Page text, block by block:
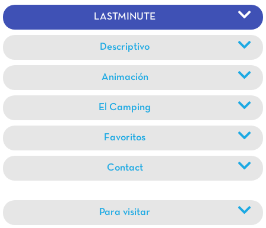
LASTMINUTE
Descriptivo
Animación
El Camping
Favoritos
Contact
Para visitar